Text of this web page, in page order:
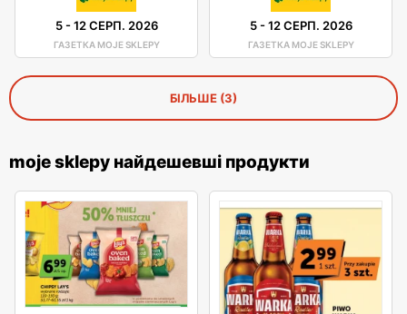
5-12 СЕРП. 2026
ГАЗЕТКА MOJE SKLEPY
5-12 СЕРП. 2026
ГАЗЕТКА MOJE SKLEPY
БІЛЬШЕ (3)
moje sklepy найдешевші продукти